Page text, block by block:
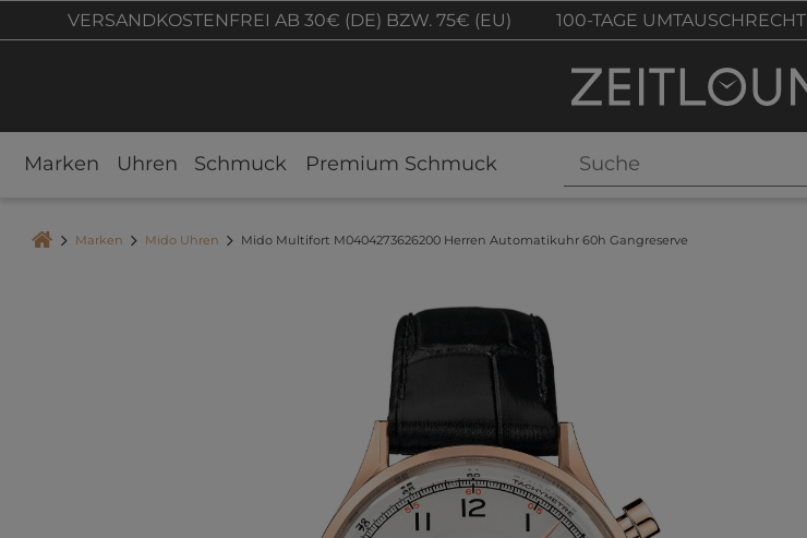
VERSANDKOSTENFREI AB 30€ (DE) BZW. 75€ (EU) 100-TAGE UMTAUSCHRECHT
Marken Uhren Schmuck Premium Schmuck
Marken Mido Uhren Mido Multifort M0404273626200 Herren Automatikuhr 60h Gangreserve